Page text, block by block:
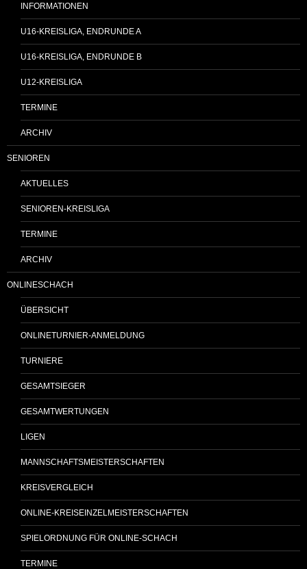
INFORMATIONEN
U16-KREISLIGA, ENDRUNDE A
U16-KREISLIGA, ENDRUNDE B
U12-KREISLIGA
TERMINE
ARCHIV
SENIOREN
AKTUELLES
SENIOREN-KREISLIGA
TERMINE
ARCHIV
ONLINESCHACH
ÜBERSICHT
ONLINETURNIER-ANMELDUNG
TURNIERE
GESAMTSIEGER
GESAMTWERTUNGEN
LIGEN
MANNSCHAFTSMEISTERSCHAFTEN
KREISVERGLEICH
ONLINE-KREISEINZELMEISTERSCHAFTEN
SPIELORDNUNG FÜR ONLINE-SCHACH
TERMINE